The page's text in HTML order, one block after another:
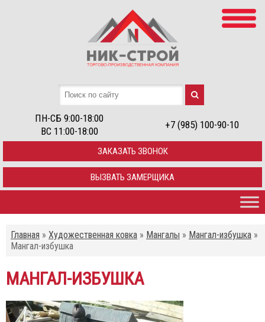
ПН-СБ 9:00-18:00
ВС 11:00-18:00
+7 (985) 100-90-10
ЗАКАЗАТЬ ЗВОНОК
ВЫЗВАТЬ ЗАМЕРЩИКА
Главная » Художественная ковка » Мангалы » Мангал-избушка »
Мангал-избушка
МАНГАЛ-ИЗБУШКА